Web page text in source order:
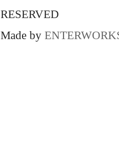
RESERVED
Made by